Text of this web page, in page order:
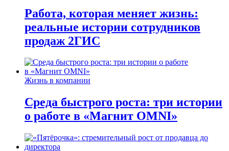
Работа, которая меняет жизнь:
реальные истории сотрудников
продаж 2ГИС
Жизнь в компании
Среда быстрого роста: три истории
о работе в «Магнит OMNI»